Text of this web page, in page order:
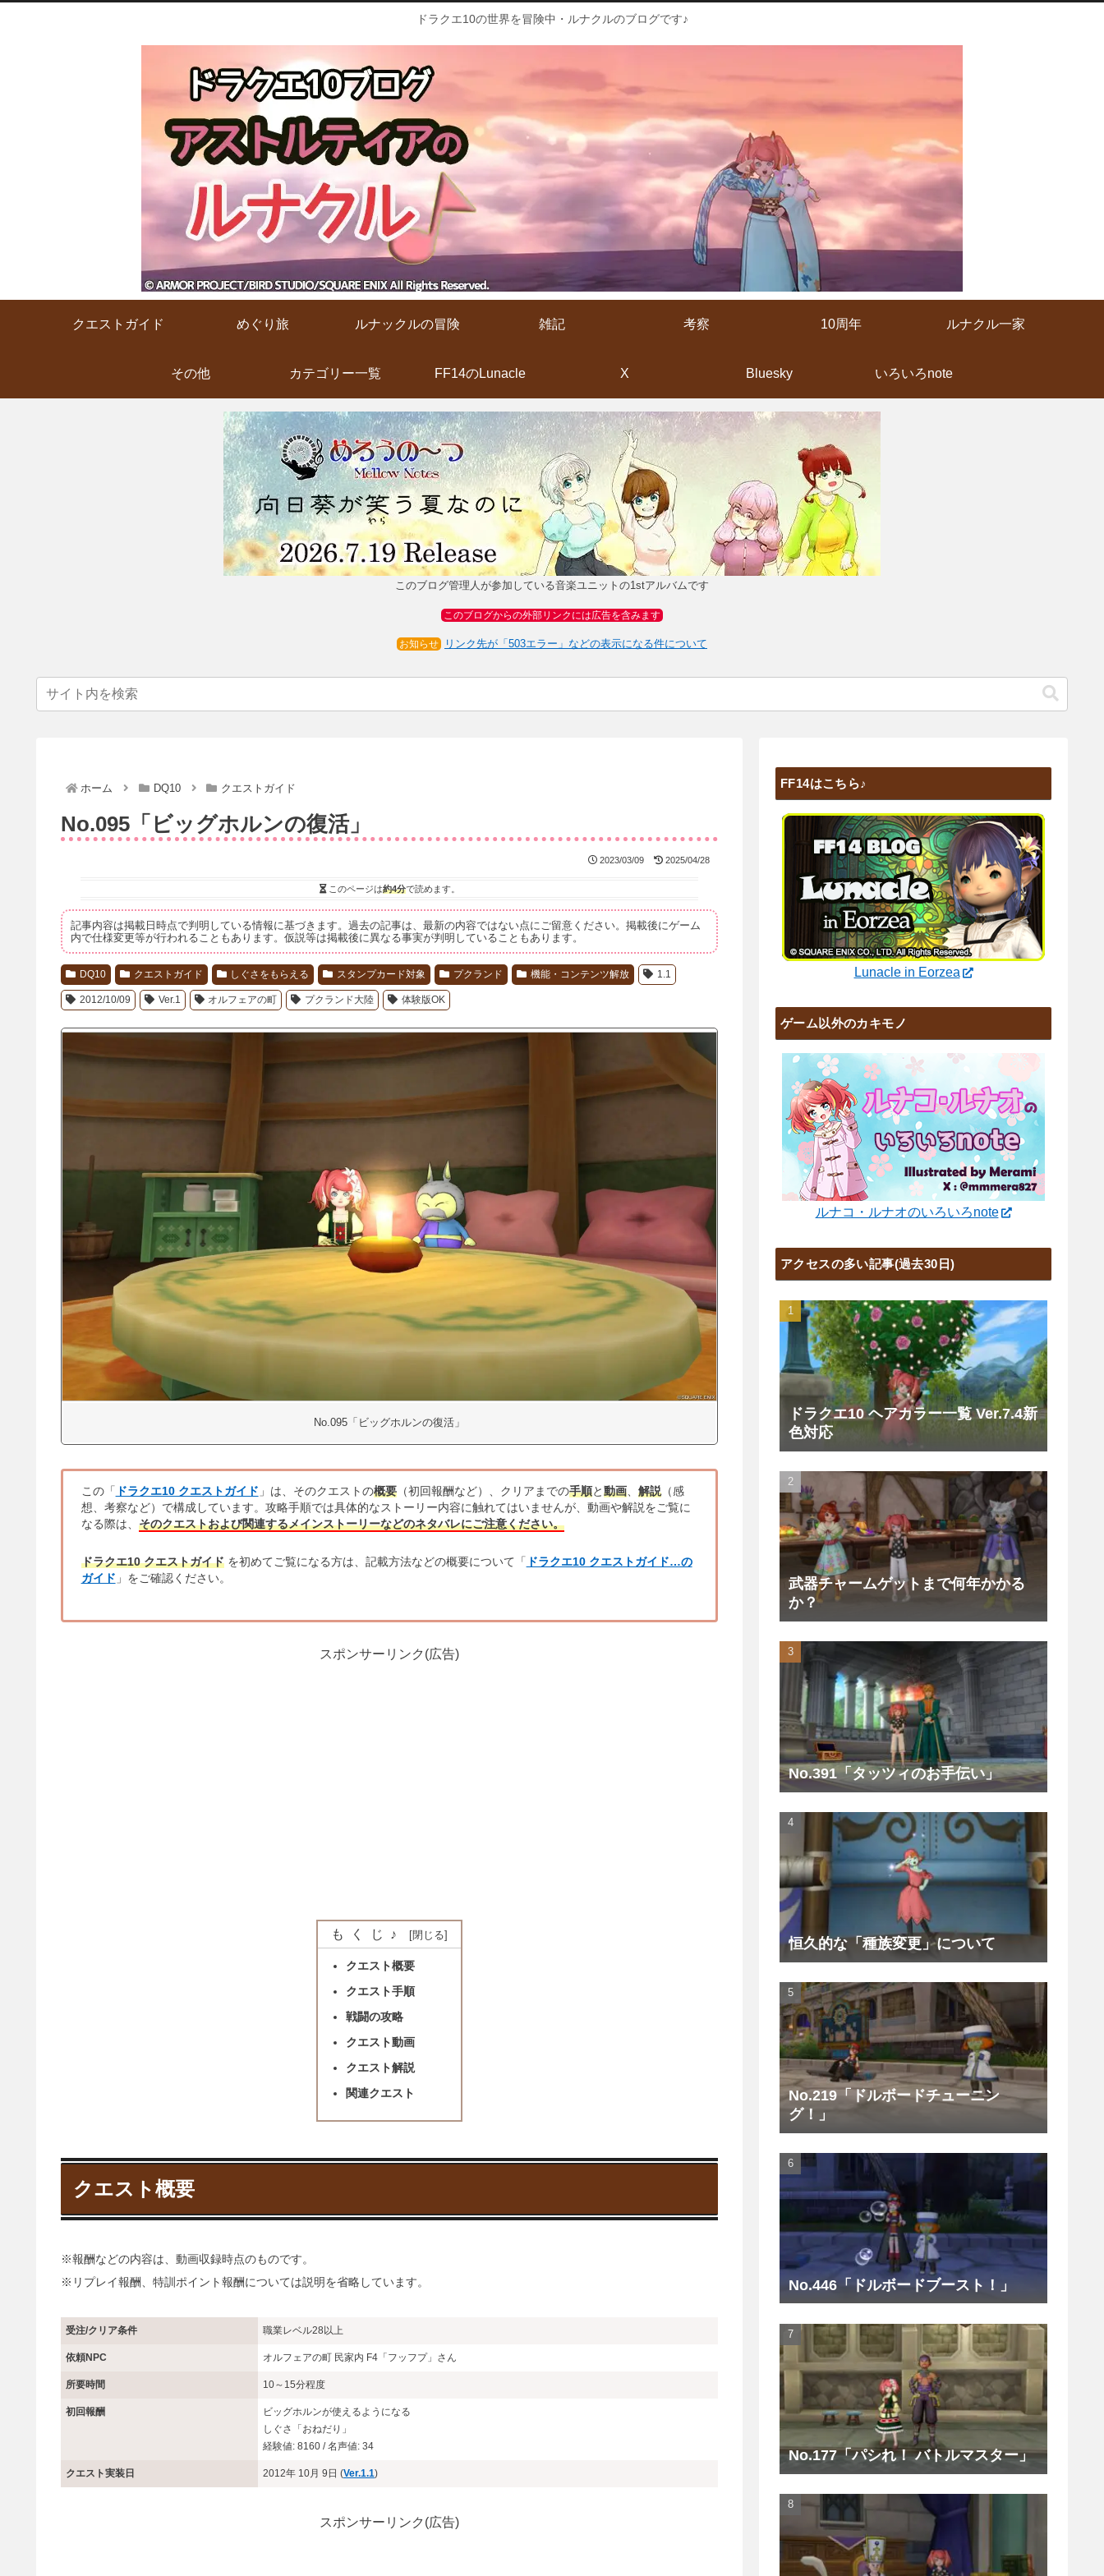
ドラクエ10の世界を冒険中・ルナクルのブログです♪
クエストガイド めぐり旅 ルナックルの冒険 雑記 考察 10周年 ルナクル一家
その他 カテゴリー一覧 FF14のLunacle X Bluesky いろいろnote
このブログ管理人が参加している音楽ユニットの1stアルバムです
このブログからの外部リンクには広告を含みます
お知らせ リンク先が「503エラー」などの表示になる件について
ホーム DQ10 クエストガイド
No.095「ビッグホルンの復活」
2023/03/09 2025/04/28
このページは約4分で読めます。
記事内容は掲載日時点で判明している情報に基づきます。過去の記事は、最新の内容ではない点にご留意ください。掲載後にゲーム
内で仕様変更等が行われることもあります。仮説等は掲載後に異なる事実が判明していることもあります。
DQ10 クエストガイド しぐさをもらえる スタンプカード対象 プクランド 機能・コンテンツ解放 1.1
2012/10/09 Ver.1 オルフェアの町 プクランド大陸 体験版OK
No.095「ビッグホルンの復活」
この「 ドラクエ10 クエストガイド 」は、そのクエストの概要（初回報酬など）、クリアまでの手順と動画、 解説（感
想、考察など）で構成しています。攻略手順では具体的なストーリー内容に触れてはいませんが、動画や解説をご覧に
なる際は、 そのクエストおよび関連するメインストーリーなどのネタバレにご注意ください。
ドラクエ10 クエストガイドを初めてご覧になる方は、記載方法などの概要について「 ドラクエ10 クエストガイド…の
ガイド 」をご確認ください。
スポンサーリンク(広告)
もくじ♪
クエスト概要
クエスト手順
戦闘の攻略
クエスト動画
クエスト解説
関連クエスト
クエスト概要
※報酬などの内容は、動画収録時点のものです。
※リプレイ報酬、特訓ポイント報酬については説明を省略しています。
受注/クリア条件 職業レベル28以上
依頼NPC オルフェアの町 民家内 F4「フッフプ」さん
所要時間 10～15分程度
初回報酬
ビッグホルンが使えるようになる
しぐさ「おねだり」
経験値: 8160 / 名声値: 34
クエスト実装日 2012年 10月 9日 (Ver.1.1)
スポンサーリンク(広告)
FF14はこちら♪
Lunacle in Eorzea
ゲーム以外のカキモノ
ルナコ・ルナオのいろいろnote
アクセスの多い記事(過去30日)
ドラクエ10 ヘアカラー一覧 Ver.7.4新
色対応
武器チャームゲットまで何年かかる
か？
No.391「タッツィのお手伝い」
恒久的な「種族変更」について
No.219「ドルボードチューニン
グ！」
No.446「ドルボードブースト！」
No.177「パシれ！ バトルマスター」